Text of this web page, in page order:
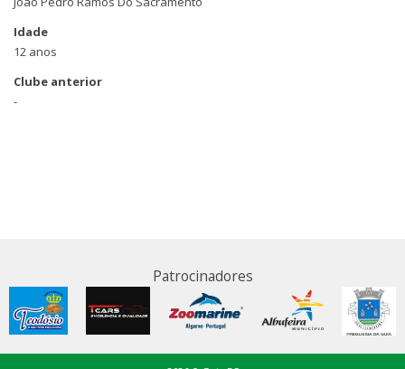
Idade
12 anos
Clube anterior
-
Patrocinadores